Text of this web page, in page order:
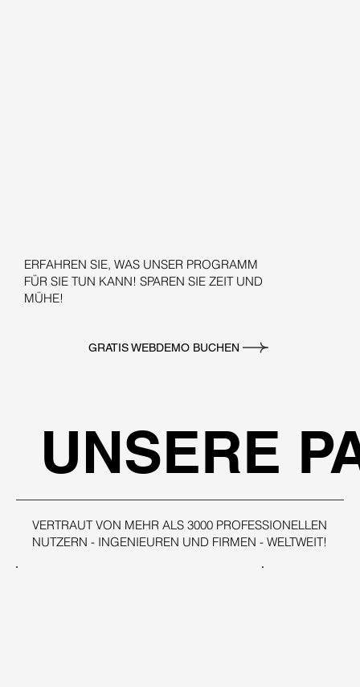
ERFAHREN SIE, WAS UNSER PROGRAMM
FÜR SIE TUN KANN! SPAREN SIE ZEIT UND
MÜHE!
GRATIS WEBDEMO BUCHEN
UNSERE
VERTRAUT VON MEHR ALS 3000 PROFESSIONELLEN
NUTZERN - INGENIEUREN UND FIRMEN - WELTWEIT!